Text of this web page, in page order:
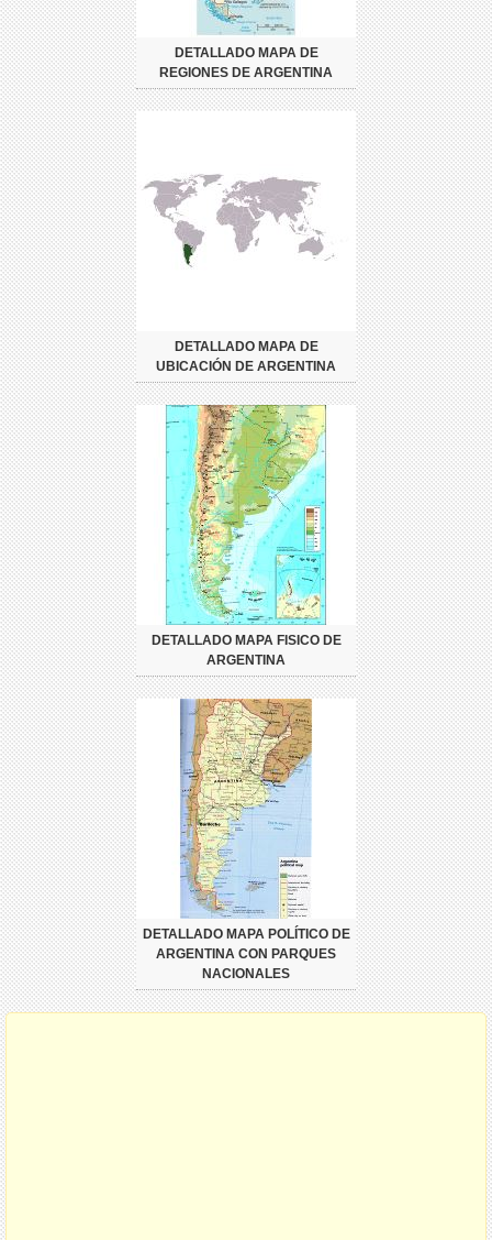
DETALLADO MAPA DE
REGIONES DE ARGENTINA
DETALLADO MAPA DE
UBICACIÓN DE ARGENTINA
DETALLADO MAPA FISICO DE
ARGENTINA
DETALLADO MAPA POLÍTICO DE
ARGENTINA CON PARQUES
NACIONALES